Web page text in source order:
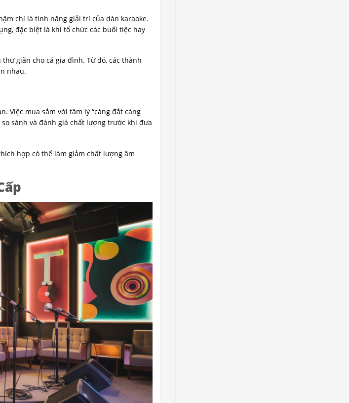
chí là tính năng giải trí của dàn karaoke.
đặc biệt là khi tổ chức các buổi tiệc hay
giãn cho cả gia đình. Từ đó, các thành
nhau.
Việc mua sắm với tâm lý “càng đắt càng
sánh và đánh giá chất lượng trước khi đưa
hợp có thể làm giảm chất lượng âm